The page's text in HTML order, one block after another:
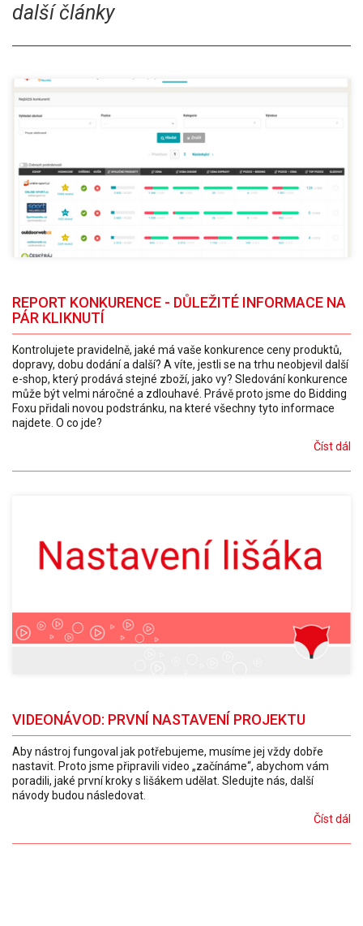
další články
REPORT KONKURENCE - DŮLEŽITÉ INFORMACE NA
PÁR KLIKNUTÍ
Kontrolujete pravidelně, jaké má vaše konkurence ceny produktů,
dopravy, dobu dodání a další? A víte, jestli se na trhu neobjevil další
e-shop, který prodává stejné zboží, jako vy? Sledování konkurence
může být velmi náročné a zdlouhavé. Právě proto jsme do Bidding
Foxu přidali novou podstránku, na které všechny tyto informace
najdete. O co jde?
Číst dál
VIDEONÁVOD: PRVNÍ NASTAVENÍ PROJEKTU
Aby nástroj fungoval jak potřebujeme, musíme jej vždy dobře
nastavit. Proto jsme připravili video „začínáme“, abychom vám
poradili, jaké první kroky s lišákem udělat. Sledujte nás, další
návody budou následovat.
Číst dál